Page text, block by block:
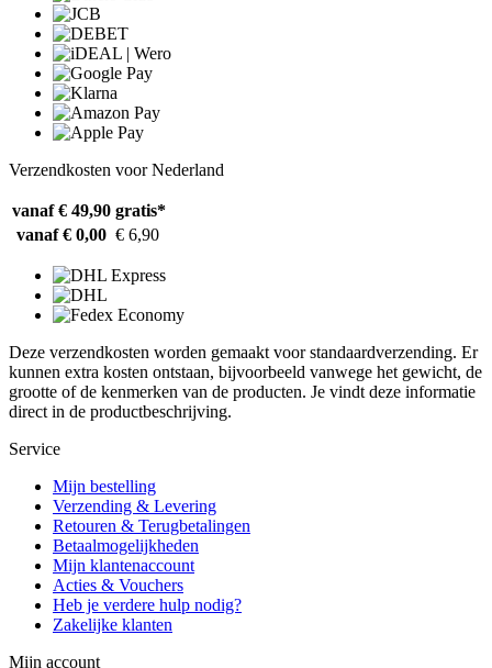
Verzendkosten voor Nederland
vanaf € 49,90 gratis*
vanaf € 0,00 € 6,90
Deze verzendkosten worden gemaakt voor standaardverzending. Er
kunnen extra kosten ontstaan, bijvoorbeeld vanwege het gewicht, de
grootte of de kenmerken van de producten. Je vindt deze informatie
direct in de productbeschrijving.
Service
Mijn bestelling
Verzending & Levering
Retouren & Terugbetalingen
Betaalmogelijkheden
Mijn klantenaccount
Acties & Vouchers
Heb je verdere hulp nodig?
Zakelijke klanten
Mijn account